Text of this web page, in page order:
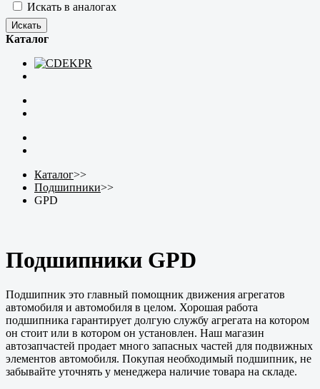
Искать в аналогах
Каталог
Каталог>>
Подшипники>>
GPD
Подшипники GPD
Подшипник это главный помощник движения агрегатов
автомобиля и автомобиля в целом. Хорошая работа
подшипника гарантирует долгую службу агрегата на котором
он стоит или в котором он установлен. Наш магазин
автозапчастей продает много запасных частей для подвижных
элементов автомобиля. Покупая необходимый подшипник, не
забывайте уточнять у менеджера наличие товара на складе.